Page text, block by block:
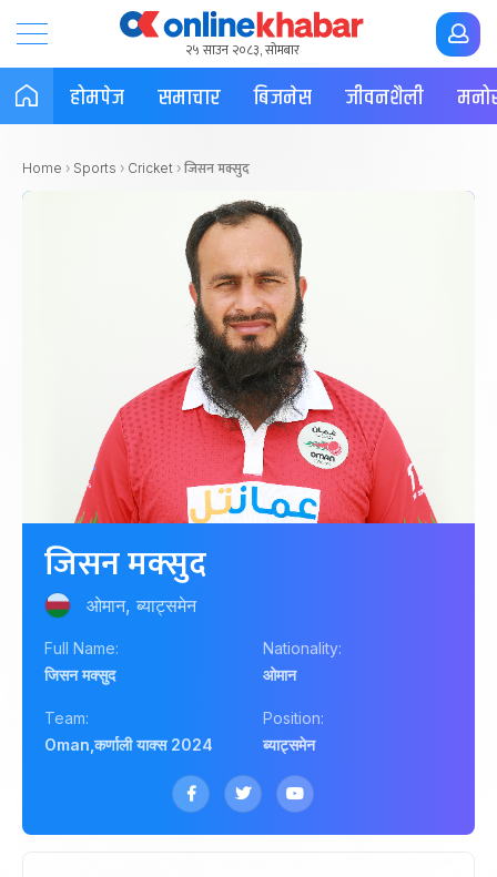
२५ साउन २०८३, सोमबार
होमपेज समाचार बिजनेस जीवनशैली
Home › Sports › Cricket › जिसन मक्सुद
जिसन मक्सुद
ओमान, ब्याट्समेन
Full Name:
जिसन मक्सुद
Nationality:
ओमान
Team:
Oman ,कर्णाली याक्स 2024
Position:
ब्याट्समेन